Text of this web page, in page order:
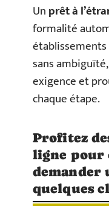
Unprêt à
formalité
sans
exigence et
chaque étape.
Profitez
ligne pour
demander
quelques